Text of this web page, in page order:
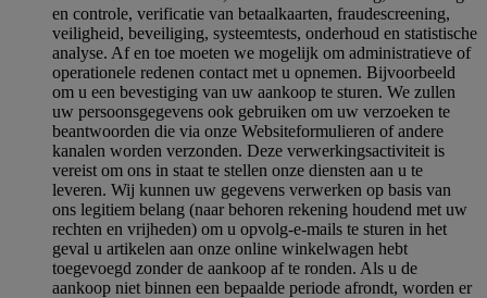
en controle, verificatie van betaalkaarten, fraudescreening,
veiligheid, beveiliging, systeemtests, onderhoud en statistische
analyse. Af en toe moeten we mogelijk om administratieve of
operationele redenen contact met u opnemen. Bijvoorbeeld
om u een bevestiging van uw aankoop te sturen. We zullen
uw persoonsgegevens ook gebruiken om uw verzoeken te
beantwoorden die via onze Websiteformulieren of andere
kanalen worden verzonden. Deze verwerkingsactiviteit is
vereist om ons in staat te stellen onze diensten aan u te
leveren. Wij kunnen uw gegevens verwerken op basis van
ons legitiem belang (naar behoren rekening houdend met uw
rechten en vrijheden) om u opvolg-e-mails te sturen in het
geval u artikelen aan onze online winkelwagen hebt
toegevoegd zonder de aankoop af te ronden. Als u de
aankoop niet binnen een bepaalde periode afrondt, worden er